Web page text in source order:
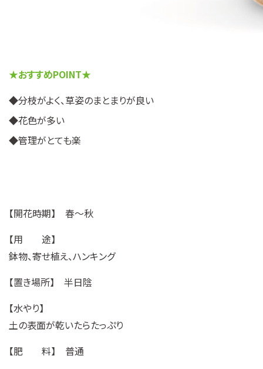
★おすすめPOINT★
◆分枝がよく、草姿のまとまりが良い
◆花色が多い
◆管理がとても楽
【開花時期】 春〜秋
【用 途】
鉢物、寄せ植え、ハンキング
【置き場所】 半日陰
【水やり】
土の表面が乾いたらたっぷり
【肥 料】 普通